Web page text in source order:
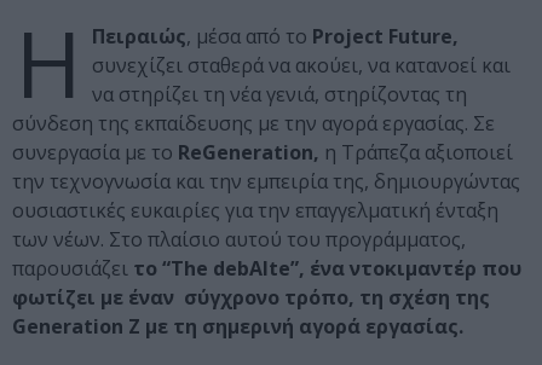
Η Πειραιώς, μέσα από το Project Future,
συνεχίζει σταθερά να ακούει, να κατανοεί και
να στηρίζει τη νέα γενιά, στηρίζοντας τη
σύνδεση της εκπαίδευσης με την αγορά εργασίας. Σε
συνεργασία με το ReGeneration, η Τράπεζα αξιοποιεί
την τεχνογνωσία και την εμπειρία της, δημιουργώντας
ουσιαστικές ευκαιρίες για την επαγγελματική ένταξη
των νέων. Στο πλαίσιο αυτού του προγράμματος,
παρουσιάζει το “The debAIte”, ένα ντοκιμαντέρ που
φωτίζει με έναν σύγχρονο τρόπο, τη σχέση της
Generation Z με τη σημερινή αγορά εργασίας.